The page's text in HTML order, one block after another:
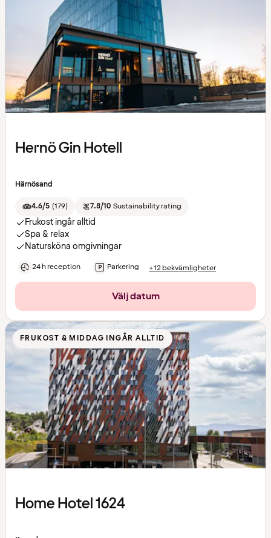
Hernö Gin Hotell
Härnösand
4.6/5 (179) 7.8/10 Sustainability rating
Frukost ingår alltid
Spa & relax
Natursköna omgivningar
24 h reception Parkering +12 bekvämligheter
Välj datum
FRUKOST & MIDDAG INGÅR ALLTID
Home Hotel 1624